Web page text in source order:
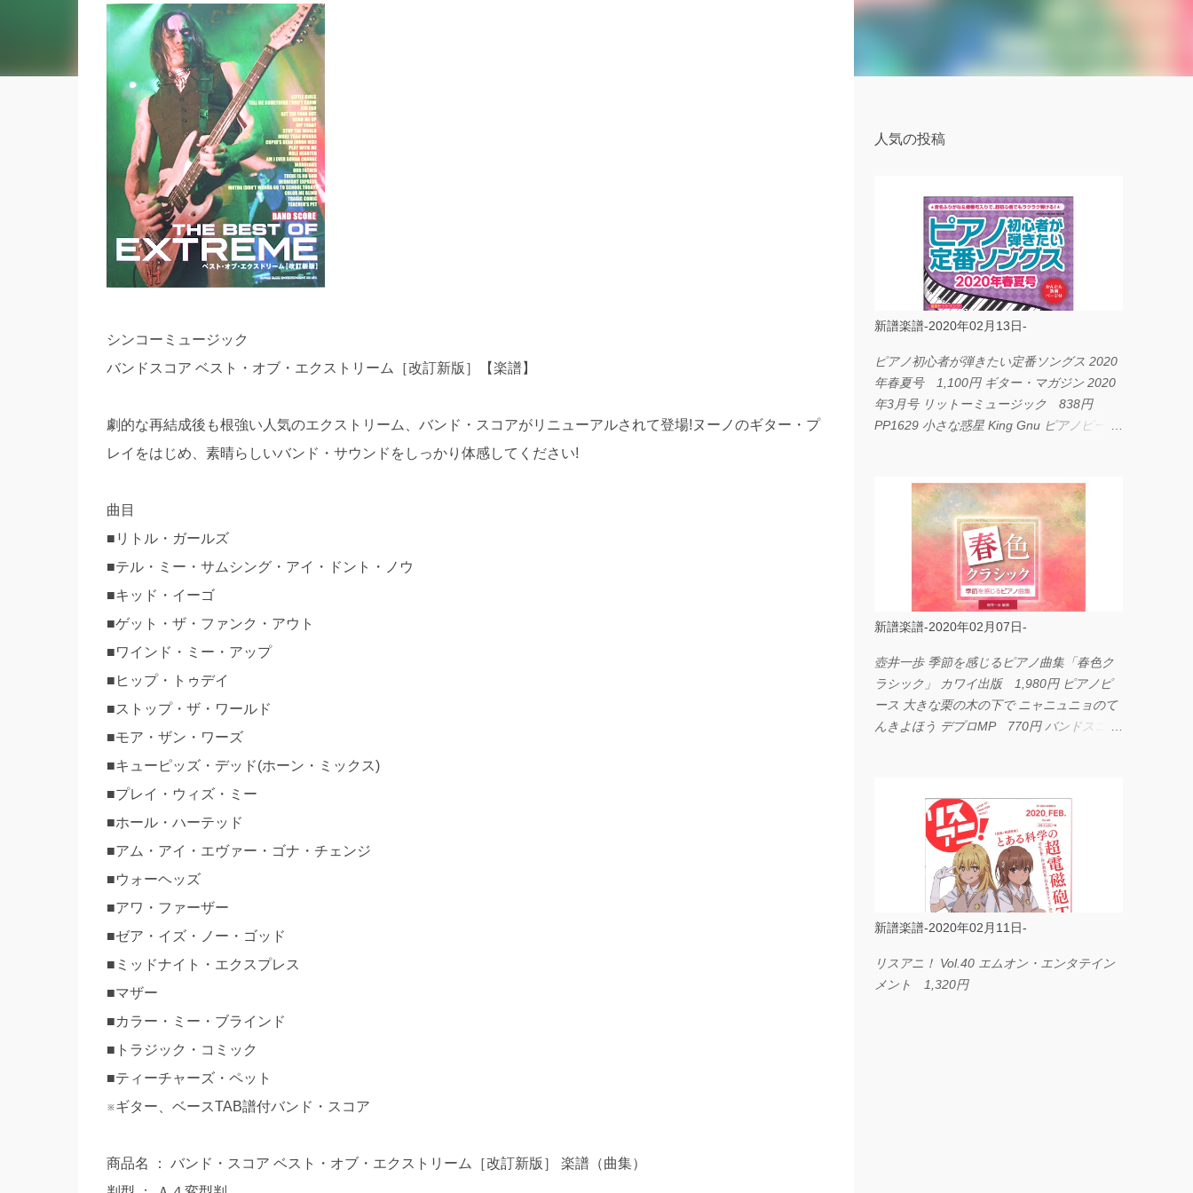
シンコーミュージック
バンドスコア ベスト・オブ・エクストリーム［改訂新版］【楽譜】
劇的な再結成後も根強い人気のエクストリーム、バンド・スコアがリニューアルされて登場!ヌーノのギター・プ
レイをはじめ、素晴らしいバンド・サウンドをしっかり体感してください!
曲目
■リトル・ガールズ
■テル・ミー・サムシング・アイ・ドント・ノウ
■キッド・イーゴ
■ゲット・ザ・ファンク・アウト
■ワインド・ミー・アップ
■ヒップ・トゥデイ
■ストップ・ザ・ワールド
■モア・ザン・ワーズ
■キューピッズ・デッド(ホーン・ミックス)
■プレイ・ウィズ・ミー
■ホール・ハーテッド
■アム・アイ・エヴァー・ゴナ・チェンジ
■ウォーヘッズ
■アワ・ファーザー
■ゼア・イズ・ノー・ゴッド
■ミッドナイト・エクスプレス
■マザー
■カラー・ミー・ブラインド
■トラジック・コミック
■ティーチャーズ・ペット
※ギター、ベースTAB譜付バンド・スコア
商品名 ： バンド・スコア ベスト・オブ・エクストリーム［改訂新版］ 楽譜（曲集）
人気の投稿
新譜楽譜-2020年02月13日-
ピアノ初心者が弾きたい定番ソングス 2020
年春夏号 1,100円 ギター・マガジン 2020
年3月号 リットーミュージック 838円
PP1629 小さな惑星 King Gnu ピアノピース
LOVE... Official髭男dism バンドピース フェ
アリー 825円
新譜楽譜-2020年02月07日-
壺井一歩 季節を感じるピアノ曲集「春色ク
ラシック」 カワイ出版 1,980円 ピアノピ
ース 大きな栗の木の下で ニャニュニョのて
んきよほう デプロMP 770円 バンドスコア
ス I LOVE．．． Official髭男dism やさしく
弾ける ピアノピース フェアリー 660円
BP2225 Kingdom of the Heavens 春畑道哉
バンドピース フェアリー 825円
新譜楽譜-2020年02月11日-
リスアニ！ Vol.40 エムオン・エンタテイン
メント 1,320円